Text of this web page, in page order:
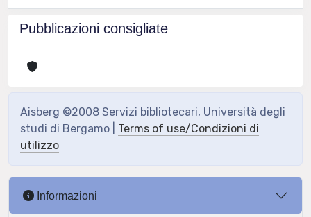
Pubblicazioni consigliate
Aisberg ©2008 Servizi bibliotecari, Università degli
studi di Bergamo | Terms of use/Condizioni di
utilizzo
Informazioni